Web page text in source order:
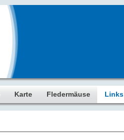
Karte Fledermäuse Links